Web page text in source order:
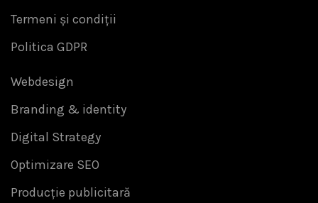
Termeni și condiții
Politica GDPR
Webdesign
Branding & identity
Digital Strategy
Optimizare SEO
Producție publicitară